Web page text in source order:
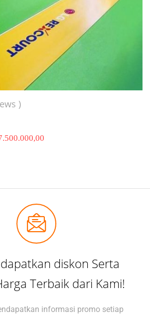
)
diskon Serta
Terbaik dari Kami!
informasi promo setiap